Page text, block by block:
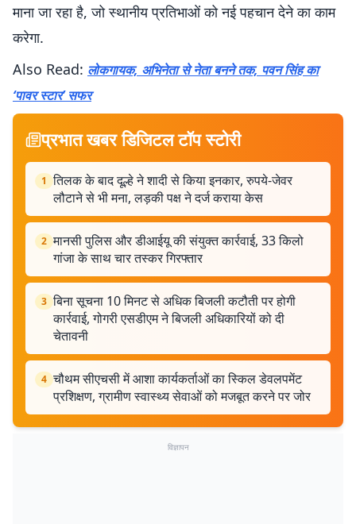
माना जा रहा है, जो स्थानीय प्रतिभाओं को नई पहचान देने का काम
करेगा.
Also Read: लोकगायक, अभिनेता से नेता बनने तक, पवन सिंह का
‘पावर स्टार’ सफर
प्रभात खबर डिजिटल टॉप स्टोरी
1 तिलक के बाद दूल्हे ने शादी से किया इनकार, रुपये-जेवर
लौटाने से भी मना, लड़की पक्ष ने दर्ज कराया केस
2 मानसी पुलिस और डीआईयू की संयुक्त कार्रवाई, 33 किलो
गांजा के साथ चार तस्कर गिरफ्तार
3 बिना सूचना 10 मिनट से अधिक बिजली कटौती पर होगी
कार्रवाई, गोगरी एसडीएम ने बिजली अधिकारियों को दी
चेतावनी
4 चौथम सीएचसी में आशा कार्यकर्ताओं का स्किल डेवलपमेंट
प्रशिक्षण, ग्रामीण स्वास्थ्य सेवाओं को मजबूत करने पर जोर
विज्ञापन